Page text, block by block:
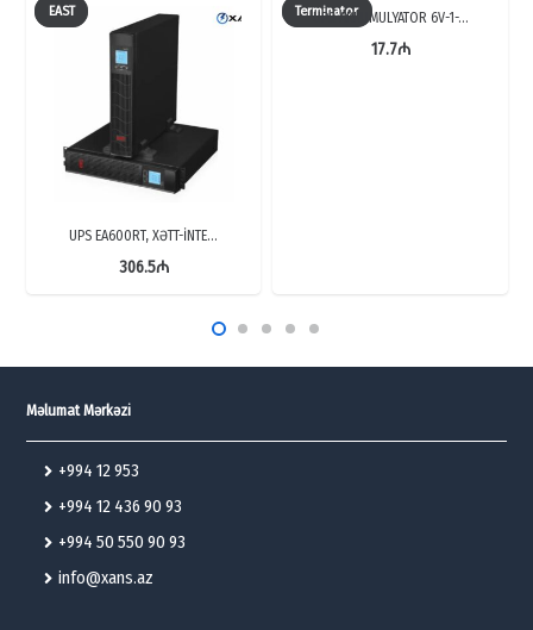
EAST
UPS EA600RT, XƏTT-İNTE…
306.5₼
Terminator
UPS AKKUMULYATOR 6V-1-…
17.7₼
Məlumat Mərkəzi
+994 12 953
+994 12 436 90 93
+994 50 550 90 93
info@xans.az